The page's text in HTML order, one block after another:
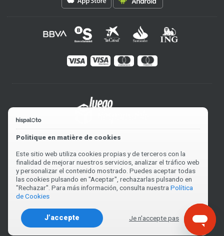
2004-2026 © Hispaloto. V0.1508US82
Politique en matière de cookies
Este sitio web utiliza cookies propias y de terceros con la
finalidad de mejorar nuestros servicios, analizar el tráfico web
y personalizar el contenido mostrado. Puedes aceptar todas
las cookies pulsando en "Aceptar", rechazarlas pulsando en
"Rechazar". Para más información, consulta nuestra Política
de Cookies
J’accepte Je n'accepte pas